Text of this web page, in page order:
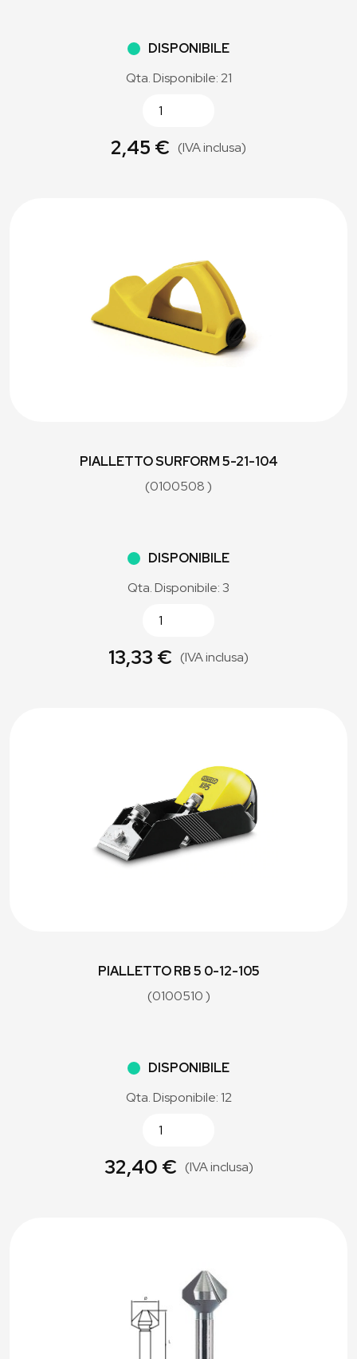
DISPONIBILE
Qta. Disponibile: 21
2,45 € (IVA inclusa)
PIALLETTO SURFORM 5-21-104
(0100508 )
DISPONIBILE
Qta. Disponibile: 3
13,33 € (IVA inclusa)
PIALLETTO RB 5 0-12-105
(0100510 )
DISPONIBILE
Qta. Disponibile: 12
32,40 € (IVA inclusa)